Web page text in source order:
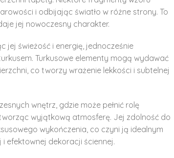
i odbijając światło w różne strony. To
jej nowoczesny charakter.
jej świeżość i energię, jednocześnie
Turkusowe elementy mogą wydawać
co tworzy wrażenie lekkości i subtelnej
wnętrz, gdzie może pełnić rolę
wyjątkową atmosferę. Jej zdolność do
wykończenia, co czyni ją idealnym
efektownej dekoracji ściennej.